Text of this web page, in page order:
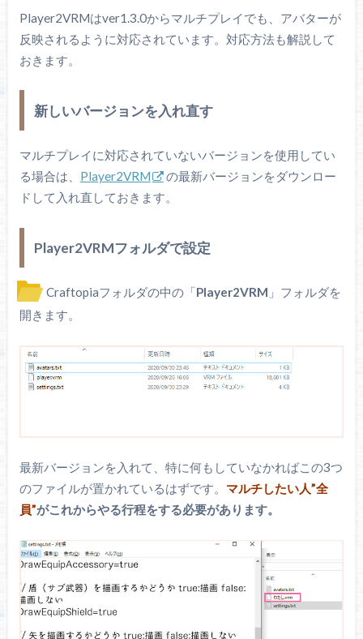
Player2VRMはver1.3.0からマルチプレイでも、アバターが
反映されるように対応されています。対応方法も解説して
おきます。
新しいバージョンを入れ直す
マルチプレイに対応されていないバージョンを使用してい
る場合は、 Player2VRM
の最新バージョンをダウンロー
ドして入れ直しておきます。
Player2VRMフォルダで設定
Craftopiaフォルダの中の「Player2VRM 」フォルダを
開きます。
最新バージョンを入れて、特に何もしていなかればこの3つ
のファイルが置かれているはずです。 マルチしたい人”全
員”がこれからやる行程をする必要があります。